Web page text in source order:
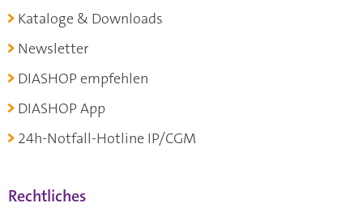
Kataloge & Downloads
Newsletter
DIASHOP empfehlen
DIASHOP App
24h-Notfall-Hotline IP/CGM
Rechtliches